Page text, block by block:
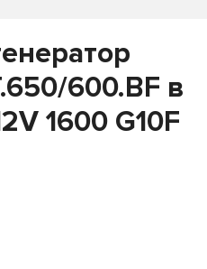
600.BF в
1600 G10F